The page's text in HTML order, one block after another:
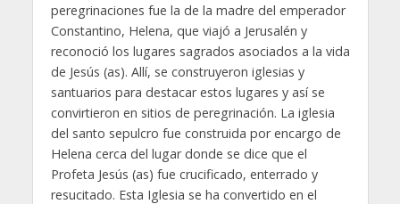
peregrinaciones fue la de la madre del emperador
Constantino, Helena, que viajó a Jerusalén y
reconoció los lugares sagrados asociados a la vida
de Jesús (as). Allí, se construyeron iglesias y
santuarios para destacar estos lugares y así se
convirtieron en sitios de peregrinación. La iglesia
del santo sepulcro fue construida por encargo de
Helena cerca del lugar donde se dice que el
Profeta Jesús (as) fue crucificado, enterrado y
resucitado. Esta Iglesia se ha convertido en el